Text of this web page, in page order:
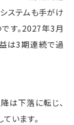
ステムも手がけ
す。2027年3月
は3期連続で過
は下落に転じ、
います。